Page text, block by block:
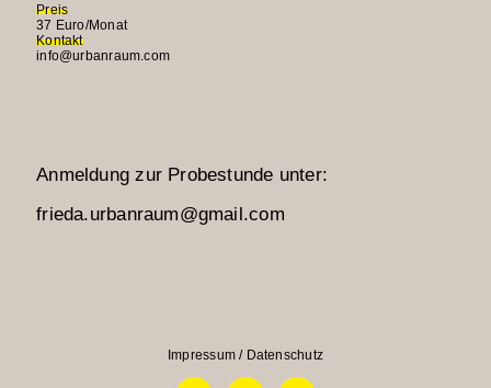
Anmeldung zur Probestunde unter:
frieda.urbanraum@gmail.com
Preis
37 Euro/Monat
Kontakt
info@urbanraum.com
Impressum / Datenschutz
FacebookInstagramLinkedin